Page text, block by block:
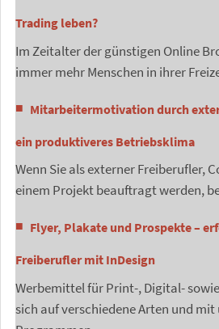
Trading leben?
Im Zeitalter der günstigen Online
immer mehr Menschen in ihrer
Mitarbeitermotivation durch
ein produktiveres Betriebsklima
Wenn Sie als externer Freiberufler,
einem Projekt beauftragt werden,
Flyer, Plakate und Prospekte –
Freiberufler mit InDesign
Werbemittel für Print-, Digital-
sich auf verschiedene Arten und